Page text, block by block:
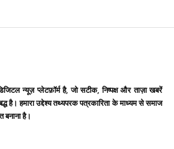
न्यूज़ प्लेटफ़ॉर्म है, जो सटीक, निष्पक्ष और ताज़ा खबरें
है। हमारा उद्देश्य तथ्यपरक पत्रकारिता के माध्यम से समाज
है।